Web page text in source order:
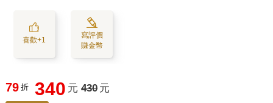
喜歡+1
寫評價
賺金幣
79 折 340 元 430 元